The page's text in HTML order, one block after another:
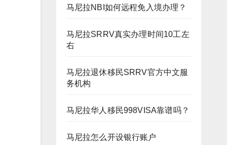
马尼拉NBI如何远程免入境办理？
马尼拉SRRV真实办理时间10工左
右
马尼拉退休移民SRRV官方中文服
务机构
马尼拉华人移民998VISA靠谱吗？
马尼拉怎么开设银行账户